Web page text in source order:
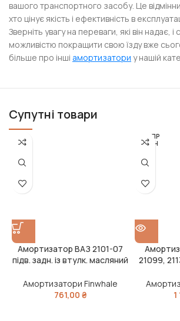
вашого транспортного засобу. Це
хто цінує якість і ефективність в
Зверніть увагу на переваги, які він надає,
можливістю покращити свою їзду вже
більше про інші амортизатори у нашій
Супутні товари
Амортизатор ВАЗ 2101-07
підв. задн. із втулк. масляний
Амортизатори Finwhale
761,00 ₴
РОЗПР
ОДАН
21099,
передній